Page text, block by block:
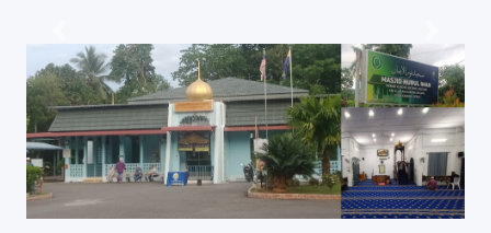
Previous Next